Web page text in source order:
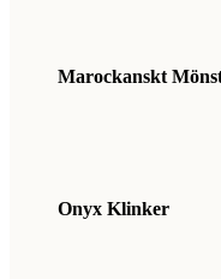
Marockanskt
Onyx Klinker